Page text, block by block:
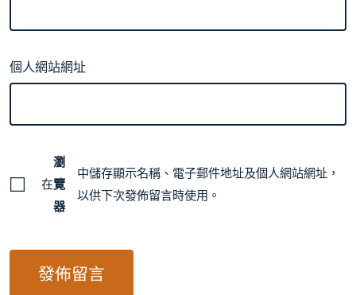
個人網站網址
在
瀏
覽
器
中儲存顯示名稱、電子郵件地址及個人網站網址，
以供下次發佈留言時使用。